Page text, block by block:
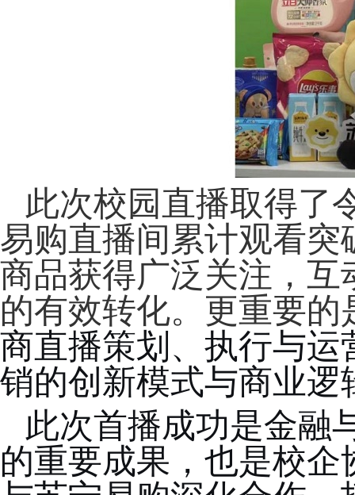
此次校园 直播取得了
易购直播间累计观看突
商品获得广泛关注， 互
的有效转化。 更重要的
商直播策划、执行与
销的创新模式与商业逻
此次首播成功是金融
的重要成果，也是校